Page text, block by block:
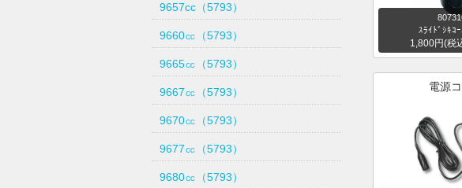
9657cc（5793）
9660㏄（5793）
9665㏄（5793）
9667㏄（5793）
9670㏄（5793）
9677㏄（5793）
9680㏄（5793）
ｽﾗｲﾄﾞｼｷｺ
1,800円(税
電源